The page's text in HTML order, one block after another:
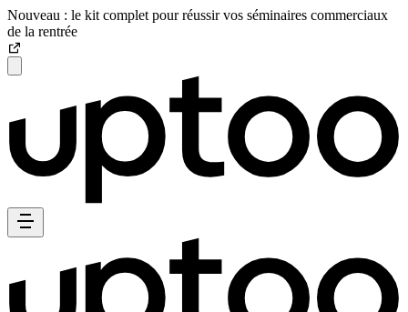
Nouveau : le kit complet pour réussir vos séminaires commerciaux
de la rentrée